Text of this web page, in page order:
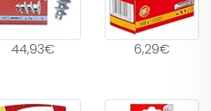
44,93€ 6,29€